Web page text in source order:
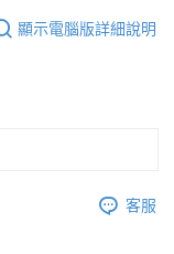
顯示電腦版詳細說明
客服